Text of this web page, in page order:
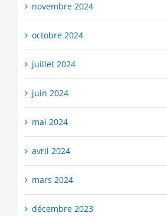
novembre 2024
octobre 2024
juillet 2024
juin 2024
mai 2024
avril 2024
mars 2024
décembre 2023